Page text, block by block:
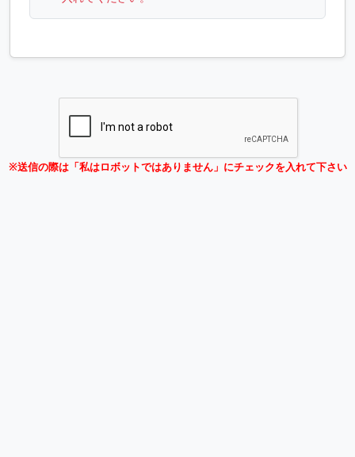
※送信の際は「私はロボットではありません」にチェックを入れて下さい